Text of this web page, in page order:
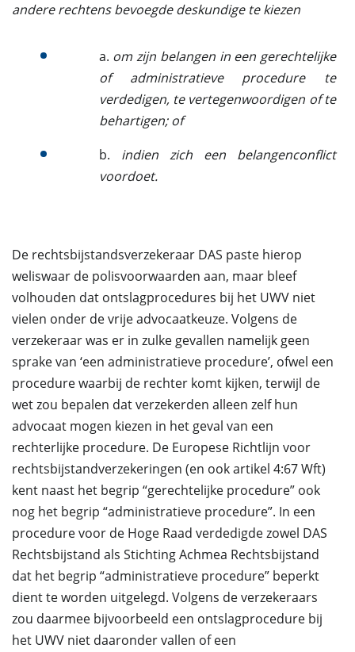
andere rechtens bevoegde deskundige te kiezen
a. om zijn belangen in een gerechtelijke
of administratieve procedure te
verdedigen, te vertegenwoordigen of te
behartigen; of
b. indien zich een belangenconflict
voordoet.
De rechtsbijstandsverzekeraar DAS paste hierop
weliswaar de polisvoorwaarden aan, maar bleef
volhouden dat ontslagprocedures bij het UWV niet
vielen onder de vrije advocaatkeuze. Volgens de
verzekeraar was er in zulke gevallen namelijk geen
sprake van ‘een administratieve procedure’, ofwel een
procedure waarbij de rechter komt kijken, terwijl de
wet zou bepalen dat verzekerden alleen zelf hun
advocaat mogen kiezen in het geval van een
rechterlijke procedure. De Europese Richtlijn voor
rechtsbijstandverzekeringen (en ook artikel 4:67 Wft)
kent naast het begrip “gerechtelijke procedure” ook
nog het begrip “administratieve procedure”. In een
procedure voor de Hoge Raad verdedigde zowel DAS
Rechtsbijstand als Stichting Achmea Rechtsbijstand
dat het begrip “administratieve procedure” beperkt
dient te worden uitgelegd. Volgens de verzekeraars
zou daarmee bijvoorbeeld een ontslagprocedure bij
het UWV niet daaronder vallen of een